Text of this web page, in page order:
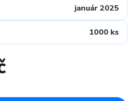
január 2025
1000 ks